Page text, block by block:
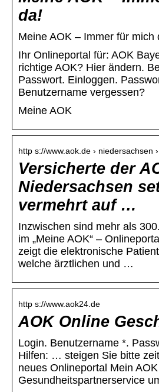
da!
Meine AOK – Immer für mich
Ihr Onlineportal für: AOK
richtige AOK? Hier ändern.
Passwort. Einloggen.
Benutzername vergessen?
Meine AOK
http s://www.aok.de › niedersachsen
Versicherte der
Niedersachsen
vermehrt auf …
Inzwischen sind mehr als
im „Meine AOK“ –
zeigt die elektronische
welche ärztlichen und …
http s://www.aok24.de
AOK Online
Login. Benutzername *.
Hilfen: … steigen Sie bitte
neues Onlineportal Mein AOK
Gesundheitspartnerservice